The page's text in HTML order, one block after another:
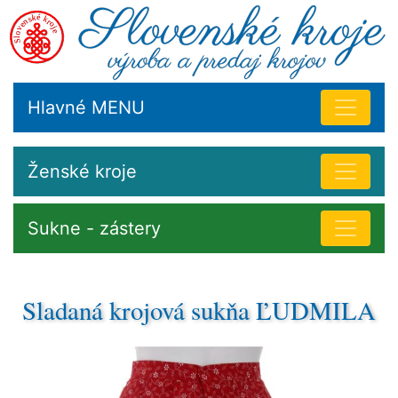
Hlavné MENU
Ženské kroje
Sukne - zástery
Sladaná krojová sukňa ĽUDMILA
Vyrábame rôzne súčasti krojov, od kompletných
ženských krojov, kde primárnym prvkom je spodná